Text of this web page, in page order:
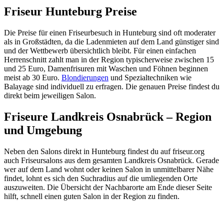
Friseur Hunteburg Preise
Die Preise für einen Friseurbesuch in Hunteburg sind oft moderater
als in Großstädten, da die Ladenmieten auf dem Land günstiger sind
und der Wettbewerb übersichtlich bleibt. Für einen einfachen
Herrenschnitt zahlt man in der Region typischerweise zwischen 15
und 25 Euro, Damenfrisuren mit Waschen und Föhnen beginnen
meist ab 30 Euro. Blondierungen und Spezialtechniken wie
Balayage sind individuell zu erfragen. Die genauen Preise findest du
direkt beim jeweiligen Salon.
Friseure Landkreis Osnabrück – Region
und Umgebung
Neben den Salons direkt in Hunteburg findest du auf friseur.org
auch Friseursalons aus dem gesamten Landkreis Osnabrück. Gerade
wer auf dem Land wohnt oder keinen Salon in unmittelbarer Nähe
findet, lohnt es sich den Suchradius auf die umliegenden Orte
auszuweiten. Die Übersicht der Nachbarorte am Ende dieser Seite
hilft, schnell einen guten Salon in der Region zu finden.